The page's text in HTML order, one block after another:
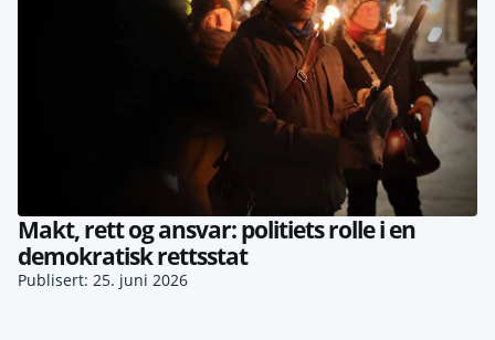
Makt, rett og ansvar: politiets rolle i en
demokratisk rettsstat
Publisert: 25. juni 2026